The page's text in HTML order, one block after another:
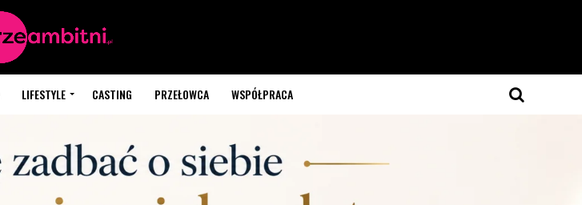
LIFESTYLE CASTING PRZEŁOWCA WSPÓŁPRACA